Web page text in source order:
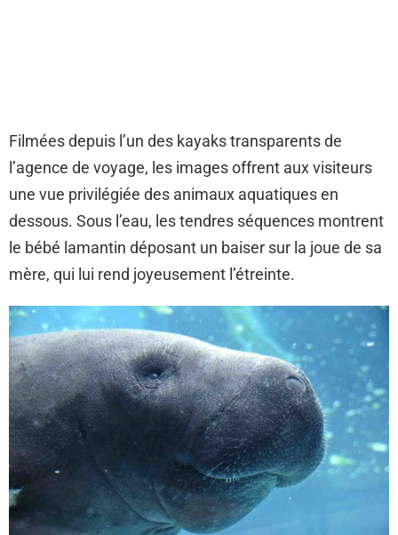
Filmées depuis l’un des kayaks transparents de
l’agence de voyage, les images offrent aux visiteurs
une vue privilégiée des animaux aquatiques en
dessous. Sous l’eau, les tendres séquences montrent
le bébé lamantin déposant un baiser sur la joue de sa
mère, qui lui rend joyeusement l’étreinte.